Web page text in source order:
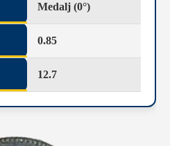
Medalj (0°)
0.85
12.7